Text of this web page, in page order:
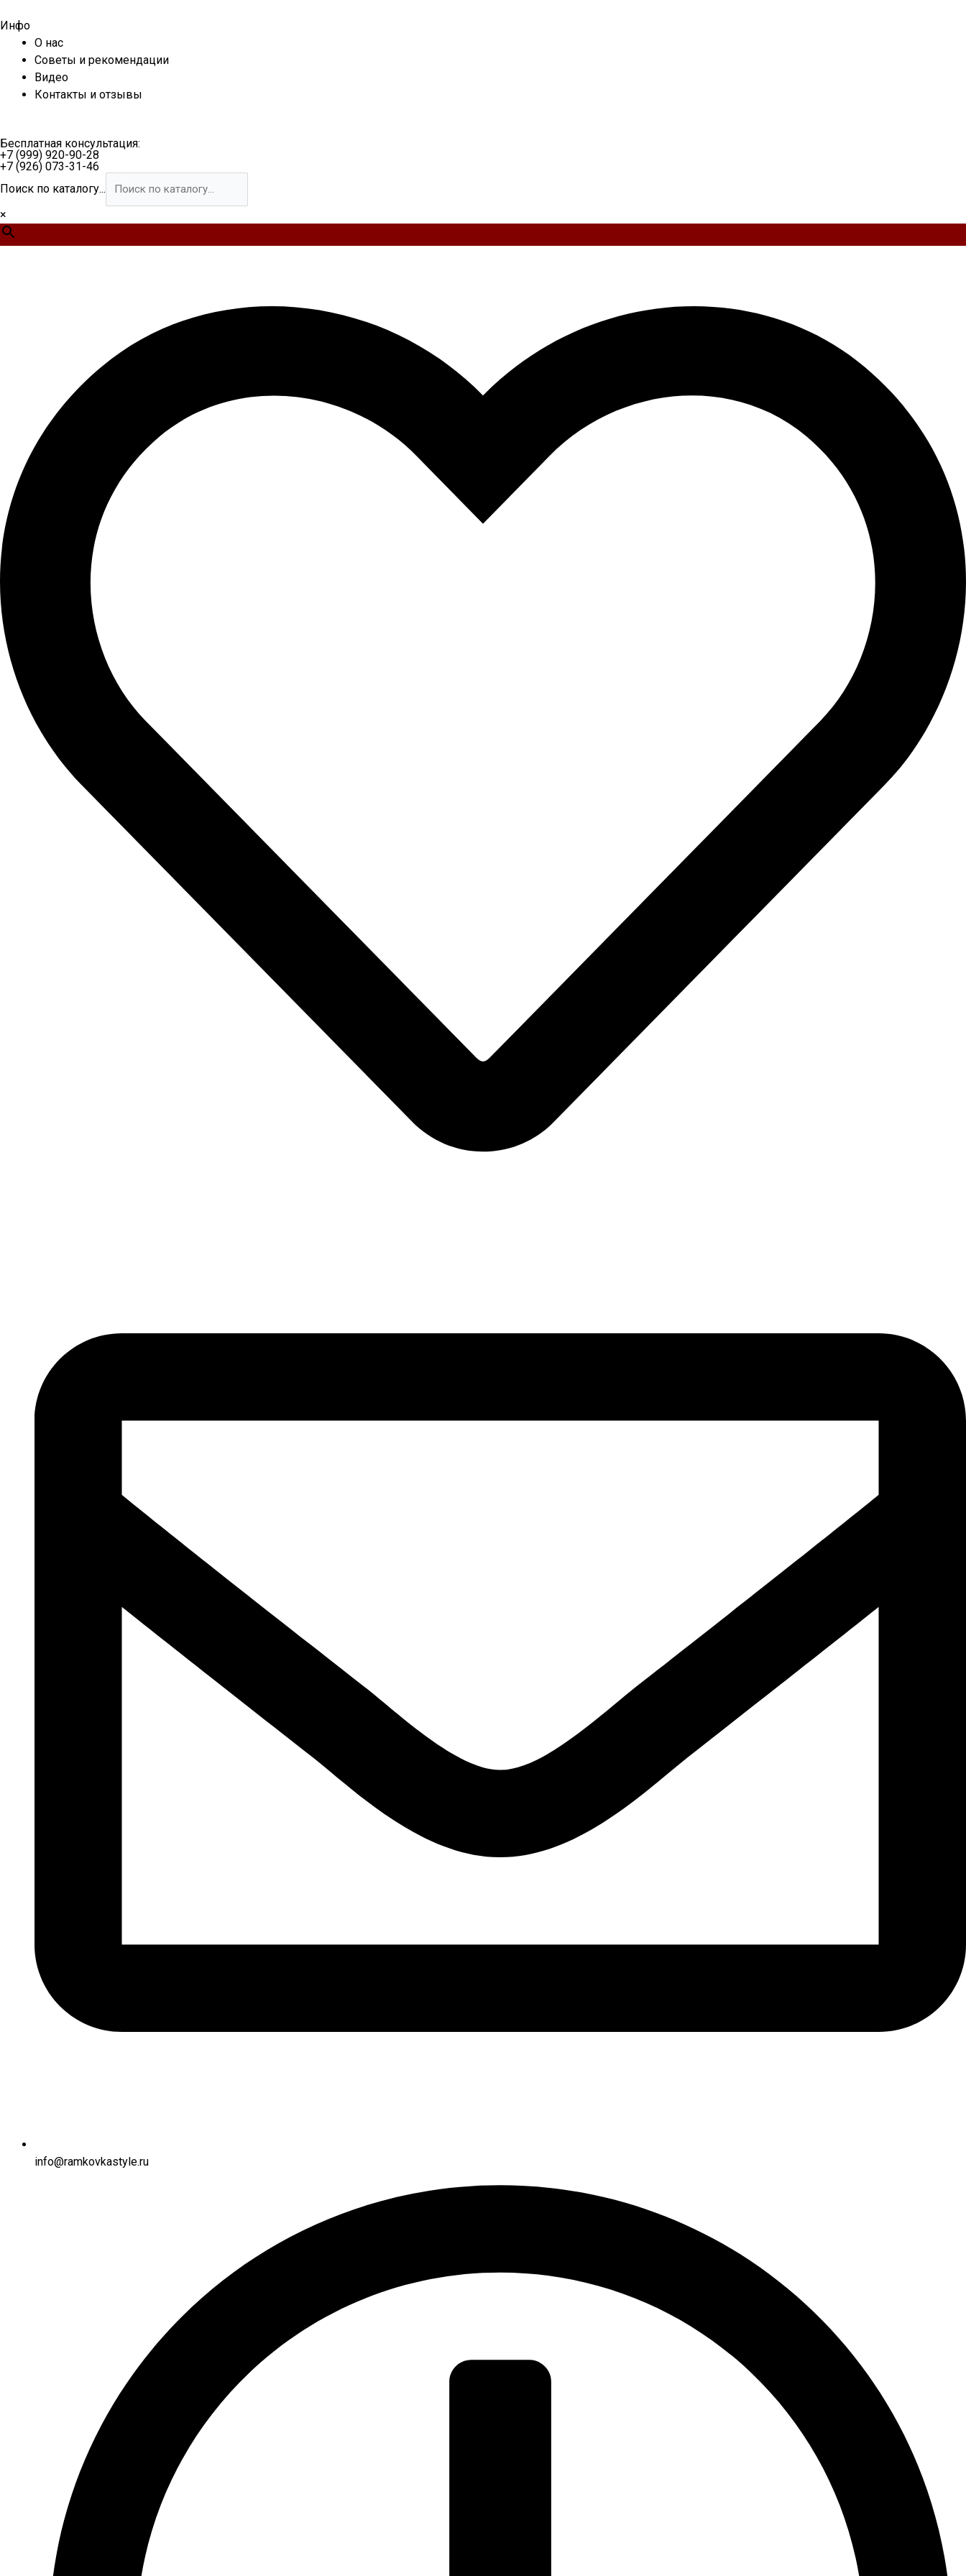
к
содержимому
Инфо
О нас
Советы и рекомендации
Видео
Контакты и отзывы
Бесплатная консультация:
+7 (999) 920-90-28
+7 (926) 073-31-46
Поиск по каталогу...
×
info@ramkovkastyle.ru